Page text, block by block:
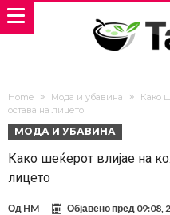
Home Мода и убавина
Како
остава на лицето
МОДА И УБАВИНА
Како шеќерот влијае на
лицето
Од HM Објавено пред 09:08,